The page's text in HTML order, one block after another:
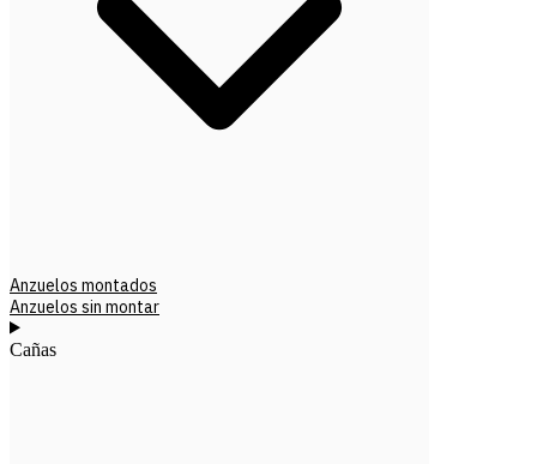
Anzuelos montados
Anzuelos sin montar
Cañas